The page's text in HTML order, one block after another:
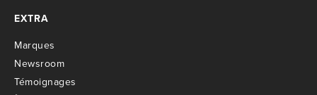
EXTRA
Marques
Newsroom
Témoignages